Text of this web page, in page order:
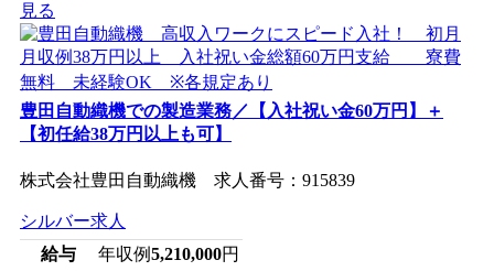
見る
豊田自動織機での製造業務／【入社祝い金60万円】＋
【初任給38万円以上も可】
株式会社豊田自動織機 求人番号：915839
シルバー求人
給与
年収例5,210,000円